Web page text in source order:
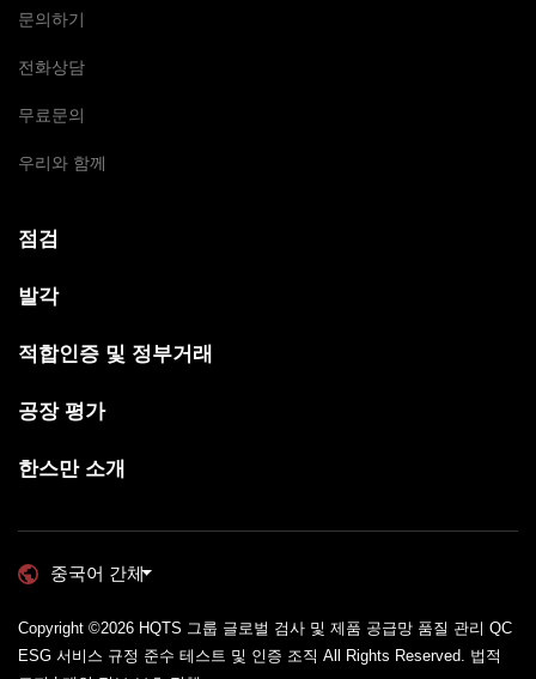
문의하기
전화상담
무료문의
우리와 함께
점검
발각
적합인증 및 정부거래
공장 평가
한스만 소개
중국어 간체
Copyright ©2026 HQTS 그룹 글로벌 검사 및 제품 공급망 품질 관리 QC
ESG 서비스 규정 준수 테스트 및 인증 조직 All Rights Reserved. 법적